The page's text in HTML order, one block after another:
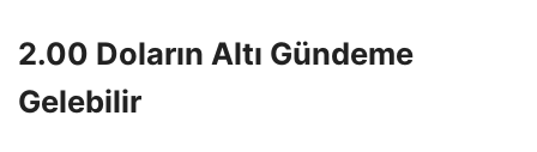
2.00 Doların Altı Gündeme
Gelebilir